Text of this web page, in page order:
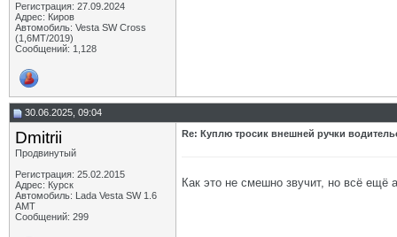
Регистрация: 27.09.2024
Адрес: Киров
Автомобиль: Vesta SW Cross
(1,6МТ/2019)
Сообщений: 1,128
30.06.2025, 09:04
Dmitrii
Продвинутый
Регистрация: 25.02.2015
Адрес: Курск
Автомобиль: Lada Vesta SW 1.6
АМТ
Сообщений: 299
Re: Куплю тросик внешней ручки
Как это не смешно звучит, но всё ещё